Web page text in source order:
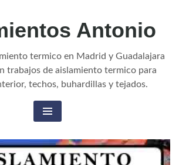
Antonio
termico en Madrid y Guadalajara
trabajos de aislamiento termico para
techos, buhardillas y tejados.